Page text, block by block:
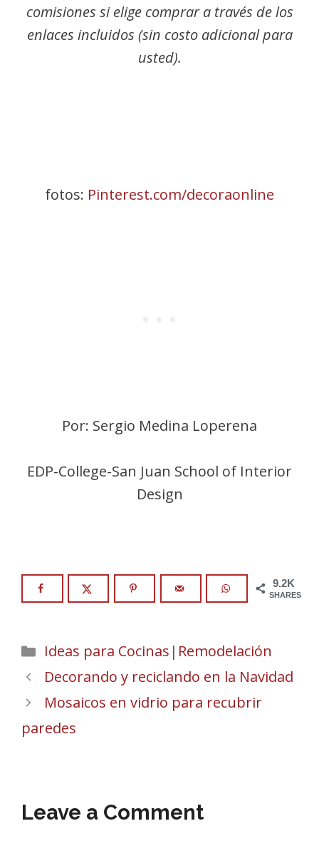
comisiones si elige comprar a través de los
enlaces incluidos (sin costo adicional para
usted).
fotos: Pinterest.com/decoraonline
Por: Sergio Medina Loperena
EDP-College-San Juan School of Interior
Design
9.2K
SHARES
Categories
Ideas para Cocinas | Remodelación
Decorando y reciclando en la Navidad
Mosaicos en vidrio para recubrir
paredes
Leave a Comment